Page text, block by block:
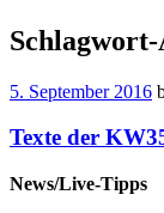
5. September 2016
Texte der
News/Live-Tipps